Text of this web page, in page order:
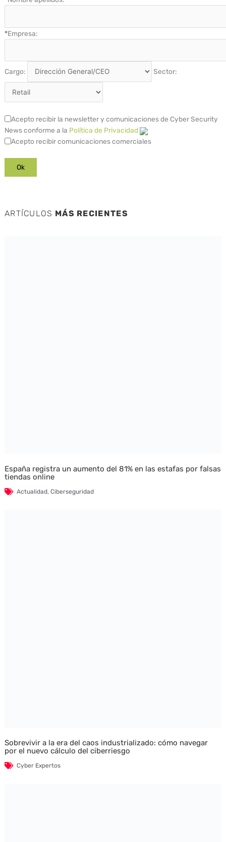
*Empresa:
Cargo: Sector:
Acepto recibir la newsletter y comunicaciones de Cyber Security
News conforme a la Política de Privacidad
Acepto recibir comunicaciones comerciales
ARTÍCULOS MÁS RECIENTES
España registra un aumento del 81% en las estafas por falsas
tiendas online
Actualidad, Ciberseguridad
Sobrevivir a la era del caos industrializado: cómo navegar
por el nuevo cálculo del ciberriesgo
Cyber Expertos